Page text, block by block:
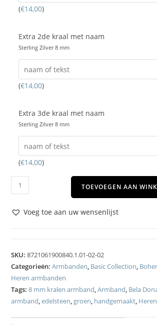
(€14,00)
Extra 2de kraal met naam
Sterling Zilver 8 mm
(€14,00)
Extra 3de kraal met naam
Sterling Zilver 8 mm
(€14,00)
TOEVOEGEN AAN
Voeg toe aan uw wensenlijst
SKU:8721061900840.1.01-02-02
Categorieën:Armbanden, Basic Collection,
Heren armbanden
Tags:8 mm kralen armband,Armband, Bela
armband,edelsteen, groen, handgemaakt,